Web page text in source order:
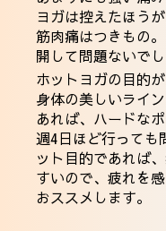
ヨガは控えたほう
筋肉痛はつきもの
開して問題ないでし
ホットヨガの目的
身体の美しいライ
あれば、ハードな
週4日ほど行っても
ット目的であれば
すいので、疲れを
おススメします。